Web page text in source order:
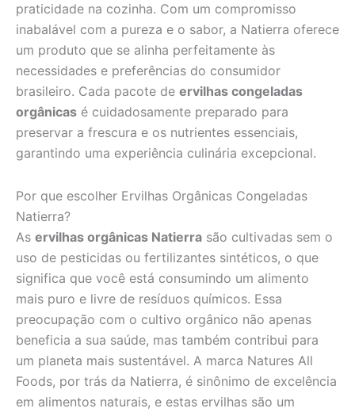
praticidade na cozinha. Com um compromisso
inabalável com a pureza e o sabor, a Natierra oferece
um produto que se alinha perfeitamente às
necessidades e preferências do consumidor
brasileiro. Cada pacote de ervilhas congeladas
orgânicas é cuidadosamente preparado para
preservar a frescura e os nutrientes essenciais,
garantindo uma experiência culinária excepcional.
Por que escolher Ervilhas Orgânicas Congeladas
Natierra?
As ervilhas orgânicas Natierra são cultivadas sem o
uso de pesticidas ou fertilizantes sintéticos, o que
significa que você está consumindo um alimento
mais puro e livre de resíduos químicos. Essa
preocupação com o cultivo orgânico não apenas
beneficia a sua saúde, mas também contribui para
um planeta mais sustentável. A marca Natures All
Foods, por trás da Natierra, é sinônimo de excelência
em alimentos naturais, e estas ervilhas são um